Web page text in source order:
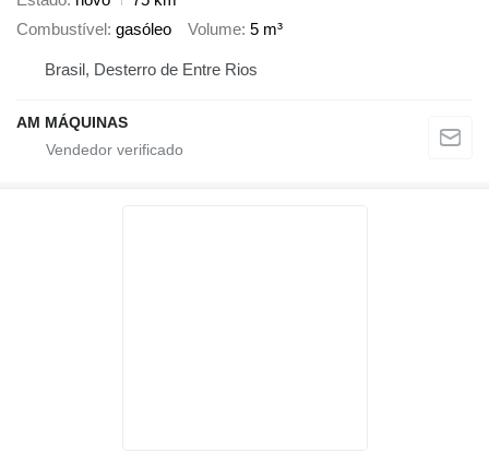
Combustível gasóleo Volume 5 m³
Brasil, Desterro de Entre Rios
AM MÁQUINAS